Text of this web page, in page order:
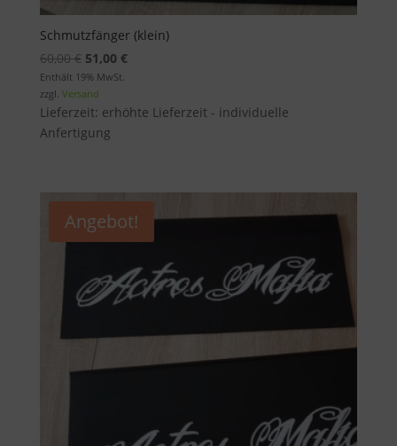
Schmutzfänger (klein)
60,00€ Ursprünglicher
Preis
war:
60,00 €
51,00 €Aktueller
51,00 €.
Enthält 19% MwSt.
zzgl. Versand
Lieferzeit: erhöhte Lieferzeit - individuelle
Anfertigung
Angebot!